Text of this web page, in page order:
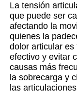
La tensión
que puede ser
afectando la
quienes la
dolor articular
efectivo y evitar
causas más
la sobrecarga y
las